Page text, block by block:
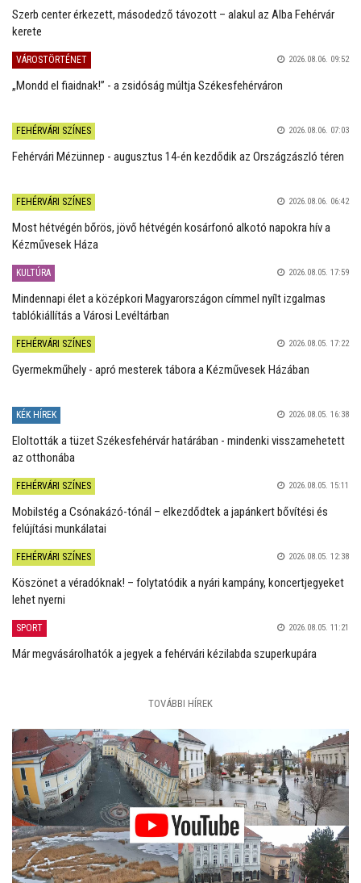
Szerb center érkezett, másodedző távozott – alakul az Alba Fehérvár
kerete
VÁROSTÖRTÉNET 2026.08.06. 09:52
„Mondd el fiaidnak!” - a zsidóság múltja Székesfehérváron
FEHÉRVÁRI SZÍNES 2026.08.06. 07:03
Fehérvári Mézünnep - augusztus 14-én kezdődik az Országzászló téren
FEHÉRVÁRI SZÍNES 2026.08.06. 06:42
Most hétvégén bőrös, jövő hétvégén kosárfonó alkotó napokra hív a
Kézművesek Háza
KULTÚRA 2026.08.05. 17:59
Mindennapi élet a középkori Magyarországon címmel nyílt izgalmas
tablókiállítás a Városi Levéltárban
FEHÉRVÁRI SZÍNES 2026.08.05. 17:22
Gyermekműhely - apró mesterek tábora a Kézművesek Házában
KÉK HÍREK 2026.08.05. 16:38
Eloltották a tüzet Székesfehérvár határában - mindenki visszamehetett
az otthonába
FEHÉRVÁRI SZÍNES 2026.08.05. 15:11
Mobilstég a Csónakázó-tónál – elkezdődtek a japánkert bővítési és
felújítási munkálatai
FEHÉRVÁRI SZÍNES 2026.08.05. 12:38
Köszönet a véradóknak! – folytatódik a nyári kampány, koncertjegyeket
lehet nyerni
SPORT 2026.08.05. 11:21
Már megvásárolhatók a jegyek a fehérvári kézilabda szuperkupára
TOVÁBBI HÍREK